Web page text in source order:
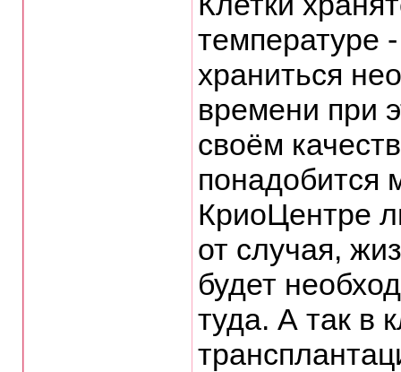
температуре
храниться
времени при
своём
понадобится
КриоЦентре
от случая,
будет
туда. А так в